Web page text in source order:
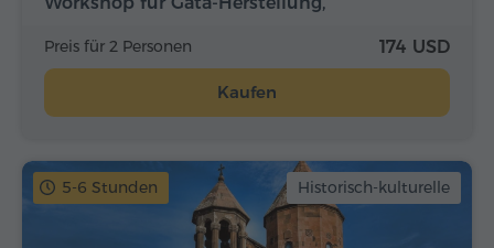
Preis für 2 Personen 174 USD
Kaufen
5-6 Stunden Historisch-kulturelle